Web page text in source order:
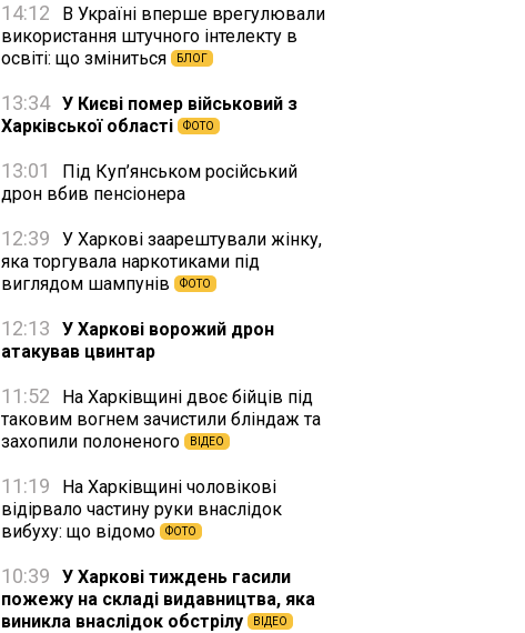
14:12
В Україні вперше врегулювали
використання штучного інтелекту в
освіті: що зміниться
БЛОГ
13:34 У Києві помер військовий з
Харківської області
ФОТО
13:01
Під Куп’янськом російський
дрон вбив пенсіонера
12:39
У Харкові заарештували жінку,
яка торгувала наркотиками під
виглядом шампунів
ФОТО
12:13
У Харкові ворожий дрон
атакував цвинтар
11:52
На Харківщині двоє бійців під
таковим вогнем зачистили бліндаж та
захопили полоненого
ВІДЕО
11:19
На Харківщині чоловікові
відірвало частину руки внаслідок
вибуху: що відомо
ФОТО
10:39
У Харкові тиждень гасили
пожежу на складі видавництва, яка
виникла внаслідок обстрілу
ВІДЕО